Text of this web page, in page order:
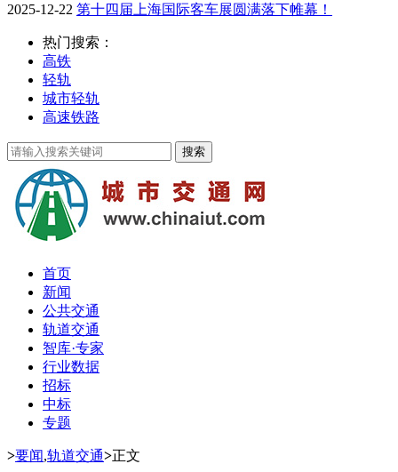
2025-12-22 第十四届上海国际客车展圆满落下帷幕！
热门搜索：
高铁
轻轨
城市轻轨
高速铁路
首页
新闻
公共交通
轨道交通
智库·专家
行业数据
招标
中标
专题
>要闻,轨道交通>正文